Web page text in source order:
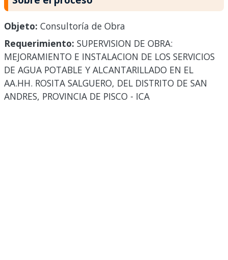
Objeto: Consultoría de Obra
Requerimiento: SUPERVISION DE OBRA:
MEJORAMIENTO E INSTALACION DE LOS SERVICIOS
DE AGUA POTABLE Y ALCANTARILLADO EN EL
AA.HH. ROSITA SALGUERO, DEL DISTRITO DE SAN
ANDRES, PROVINCIA DE PISCO - ICA